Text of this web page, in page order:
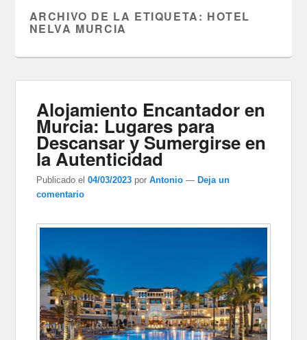
ARCHIVO DE LA ETIQUETA: HOTEL
NELVA MURCIA
Alojamiento Encantador en
Murcia: Lugares para
Descansar y Sumergirse en
la Autenticidad
Publicado el 04/03/2023 porAntonio — Deja un
comentario